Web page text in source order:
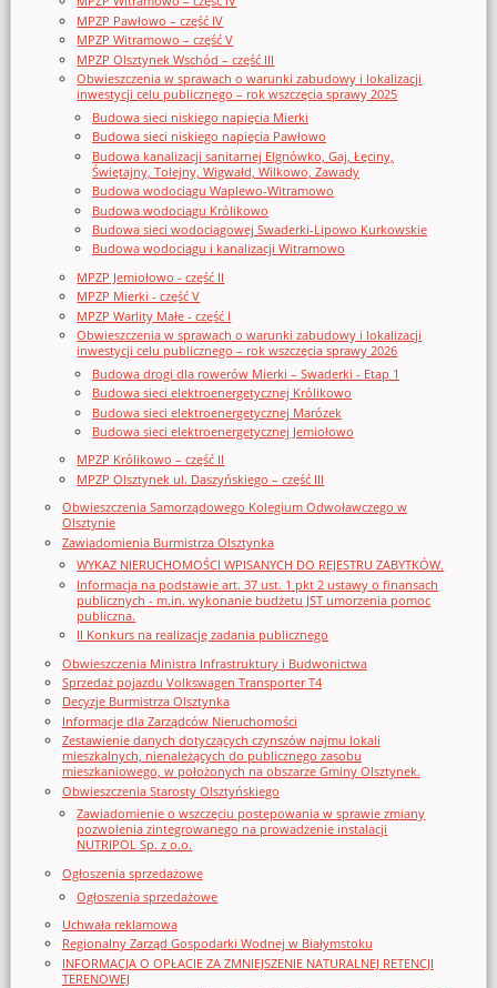
MPZP Pawłowo – część IV
MPZP Witramowo – część V
MPZP Olsztynek Wschód – część III
Obwieszczenia w sprawach o warunki zabudowy i lokalizacji
inwestycji celu publicznego – rok wszczęcia sprawy 2025
Budowa sieci niskiego napięcia Mierki
Budowa sieci niskiego napięcia Pawłowo
Budowa kanalizacji sanitarnej Elgnówko, Gaj, Łęciny,
Świętajny, Tolejny, Wigwałd, Wilkowo, Zawady
Budowa wodociągu Waplewo-Witramowo
Budowa wodociągu Królikowo
Budowa sieci wodociągowej Swaderki-Lipowo Kurkowskie
Budowa wodociągu i kanalizacji Witramowo
MPZP Jemiołowo - część II
MPZP Mierki - część V
MPZP Warlity Małe - część I
Obwieszczenia w sprawach o warunki zabudowy i lokalizacji
inwestycji celu publicznego – rok wszczęcia sprawy 2026
Budowa drogi dla rowerów Mierki – Swaderki - Etap 1
Budowa sieci elektroenergetycznej Królikowo
Budowa sieci elektroenergetycznej Marózek
Budowa sieci elektroenergetycznej Jemiołowo
MPZP Królikowo – część II
MPZP Olsztynek ul. Daszyńskiego – część III
Obwieszczenia Samorządowego Kolegium Odwoławczego w
Olsztynie
Zawiadomienia Burmistrza Olsztynka
WYKAZ NIERUCHOMOŚCI WPISANYCH DO REJESTRU ZABYTKÓW.
Informacja na podstawie art. 37 ust. 1 pkt 2 ustawy o finansach
publicznych - m.in. wykonanie budżetu JST umorzenia pomoc
publiczna.
II Konkurs na realizację zadania publicznego
Obwieszczenia Ministra Infrastruktury i Budwonictwa
Sprzedaż pojazdu Volkswagen Transporter T4
Decyzje Burmistrza Olsztynka
Informacje dla Zarządców Nieruchomości
Zestawienie danych dotyczących czynszów najmu lokali
mieszkalnych, nienależących do publicznego zasobu
mieszkaniowego, w położonych na obszarze Gminy Olsztynek.
Obwieszczenia Starosty Olsztyńskiego
Zawiadomienie o wszczęciu postępowania w sprawie zmiany
pozwolenia zintegrowanego na prowadzenie instalacji
NUTRIPOL Sp. z o.o.
Ogłoszenia sprzedażowe
Ogłoszenia sprzedażowe
Uchwała reklamowa
Regionalny Zarząd Gospodarki Wodnej w Białymstoku
INFORMACJA O OPŁACIE ZA ZMNIEJSZENIE NATURALNEJ RETENCJI
TERENOWEJ